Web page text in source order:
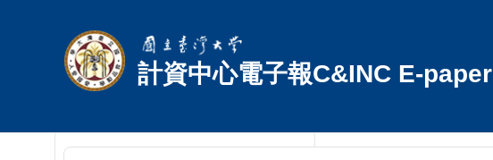
計資中心電子報C&INC E-paper